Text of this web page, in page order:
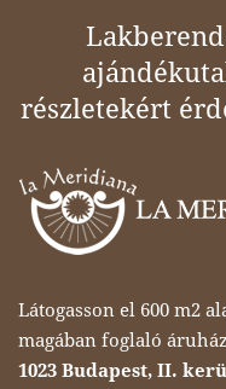
részletekért
Látogasson el 600 m2
magában foglaló
1023 Budapest, II.